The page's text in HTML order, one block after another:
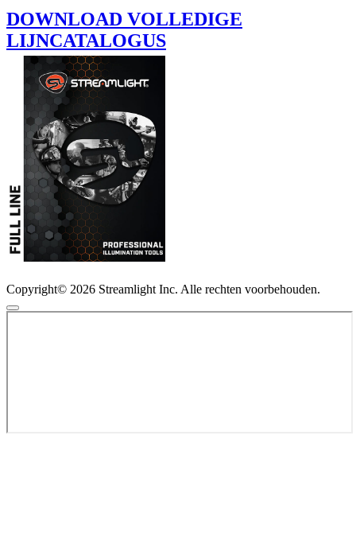
DOWNLOAD VOLLEDIGE
LIJNCATALOGUS
Copyright© 2026 Streamlight Inc. Alle rechten voorbehouden.